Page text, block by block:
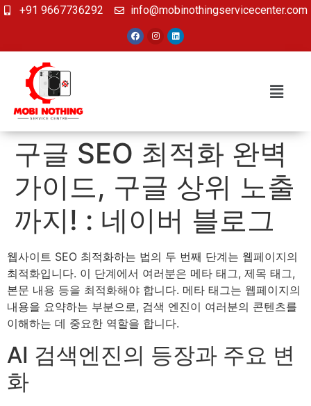
+91 9667736292 info@mobinothingservicecenter.com
구글 SEO 최적화 완벽
가이드, 구글 상위 노출
까지! : 네이버 블로그
웹사이트 SEO 최적화하는 법의 두 번째 단계는 웹페이지의
최적화입니다. 이 단계에서 여러분은 메타 태그, 제목 태그,
본문 내용 등을 최적화해야 합니다. 메타 태그는 웹페이지의
내용을 요약하는 부분으로, 검색 엔진이 여러분의 콘텐츠를
이해하는 데 중요한 역할을 합니다.
AI 검색엔진의 등장과 주요 변
화